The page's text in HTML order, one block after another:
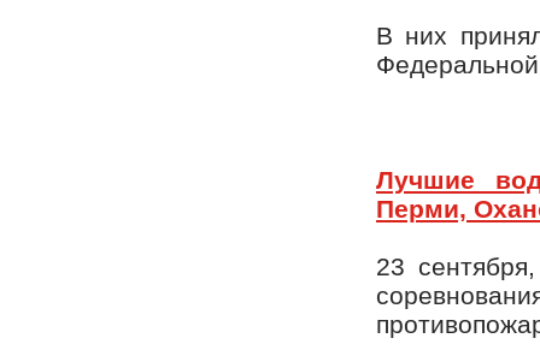
В них
Лучшие
Перми,
23